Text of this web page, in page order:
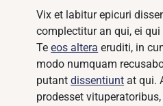
Vix et labitur epicuri
complectitur an qui, ei
Teeos altera eruditi, in
modo numquam
putantdissentiunt at qui.
prodesset